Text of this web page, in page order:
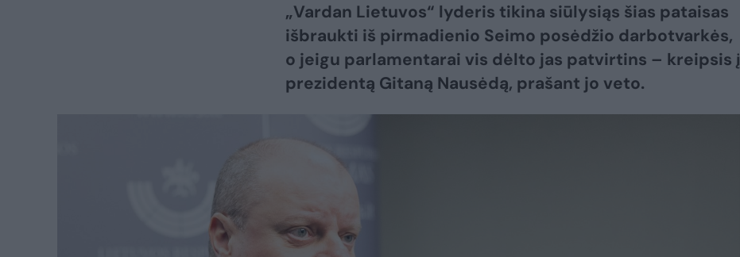
„Vardan Lietuvos“ lyderis tikina siūlysiąs šias pataisas
išbraukti iš pirmadienio Seimo posėdžio darbotvarkės,
o jeigu parlamentarai vis dėlto jas patvirtins – kreipsis į
prezidentą Gitaną Nausėdą, prašant jo veto.